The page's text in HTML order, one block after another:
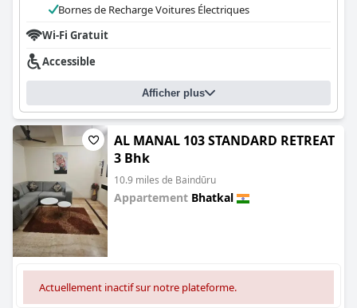
Bornes de Recharge Voitures Électriques
Wi-Fi Gratuit
Accessible
Afficher plus
AL MANAL 103 STANDARD RETREAT
3 Bhk
10.9 miles de Baindūru
Appartement Bhatkal
Actuellement inactif sur notre plateforme.